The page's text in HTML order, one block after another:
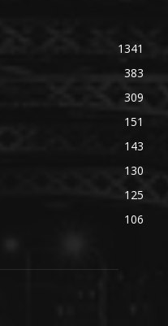
1341
383
309
151
143
130
125
106